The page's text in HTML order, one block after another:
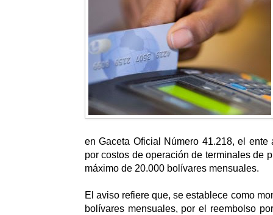
en Gaceta Oficial Número 41.218, el ente
por costos de operación de terminales de
máximo de 20.000 bolívares mensuales.
El aviso refiere que, se establece como
bolívares mensuales, por el reembolso